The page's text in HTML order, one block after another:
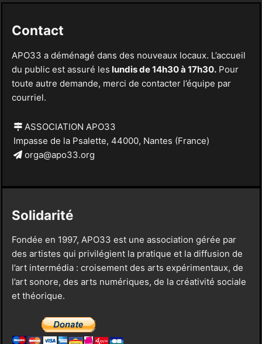
Contact
APO33 a déménagé dans des nouveaux locaux. L’accueil
du public est assuré les lundis de 14h30 à 17h30.Pour
toute autre demande, merci de contacter l’équipe par
courriel.
ASSOCIATION APO33
Impasse de la Psalette, 44000, Nantes (France)
orga@apo33.org
Solidarité
Fondée en 1997, APO33 est une association gérée par
des artistes qui privilégient la pratique et la diffusion de
l’art intermédia : croisement des arts expérimentaux, de
l’art sonore, des arts numériques, de la créativité sociale
et théorique.